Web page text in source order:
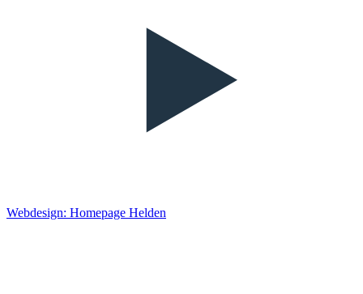
Webdesign: Homepage Helden